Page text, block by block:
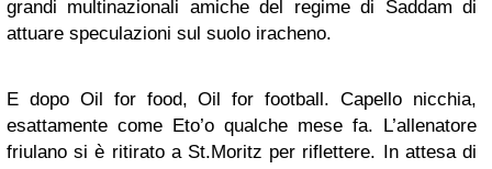
grandi multinazionali amiche del regime di Saddam di
attuare speculazioni sul suolo iracheno.
E dopo Oil for food, Oil for football. Capello nicchia,
esattamente come Eto’o qualche mese fa. L’allenatore
friulano si è ritirato a St.Moritz per riflettere. In attesa di